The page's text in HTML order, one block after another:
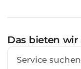
Das bieten wir